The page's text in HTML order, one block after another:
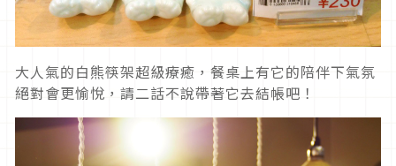
大人氣的白熊筷架超級療癒，餐桌上有它的陪伴下氣氛
絕對會更愉悅，請二話不說帶著它去結帳吧！